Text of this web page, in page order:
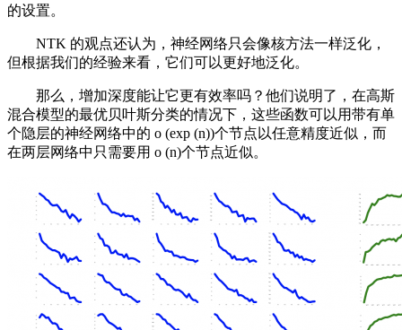
的设置。
NTK 的观点还认为，神经网络只会像核方法一样泛化，
但根据我们的经验来看，它们可以更好地泛化。
那么，增加深度能让它更有效率吗？他们说明了，在高斯
混合模型的最优贝叶斯分类的情况下，这些函数可以用带有单
个隐层的神经网络中的 o (exp (n))个节点以任意精度近似，而
在两层网络中只需要用 o (n)个节点近似。